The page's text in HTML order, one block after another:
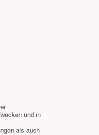
und in
als auch